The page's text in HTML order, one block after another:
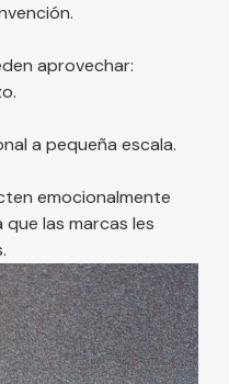
aprovechar:
a pequeña escala.
emocionalmente
las marcas les